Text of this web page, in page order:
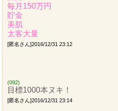
毎月150万円
貯金
美肌
太客大量
[匿名さん]2016/12/31 23:12
(092)
目標1000本ヌキ！
[匿名さん]2016/12/31 23:14